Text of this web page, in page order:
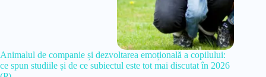
Animalul de companie și dezvoltarea emoțională a copilului:
ce spun studiile și de ce subiectul este tot mai discutat în 2026